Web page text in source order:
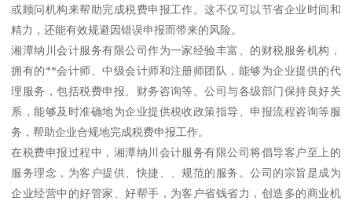
或顾问机构来帮助完成税费申报工作。这不仅可以节省企业时间和
精力，还能有效规避因错误申报而带来的风险。
湘潭纳川会计服务有限公司作为一家经验丰富、的财税服务机构，
拥有的**会计师、中级会计师和注册师团队，能够为企业提供的代
理服务，包括税费申报、财务咨询等。公司与各级部门保持良好关
系，能够及时准确地为企业提供税收政策指导、申报流程咨询等服
务，帮助企业合规地完成税费申报工作。
在税费申报过程中，湘潭纳川会计服务有限公司将倡导客户至上的
服务理念，为客户提供、快捷、、规范的服务。公司的宗旨是成为
企业经营中的好管家、好帮手，为客户省钱省力，创造多的商业机